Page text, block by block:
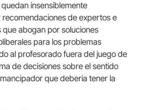
insensiblemente
recomendaciones de expertos e
abogan por soluciones
para los problemas
al profesorado fuera del juego de
de decisiones sobre el sentido
que debería tener la